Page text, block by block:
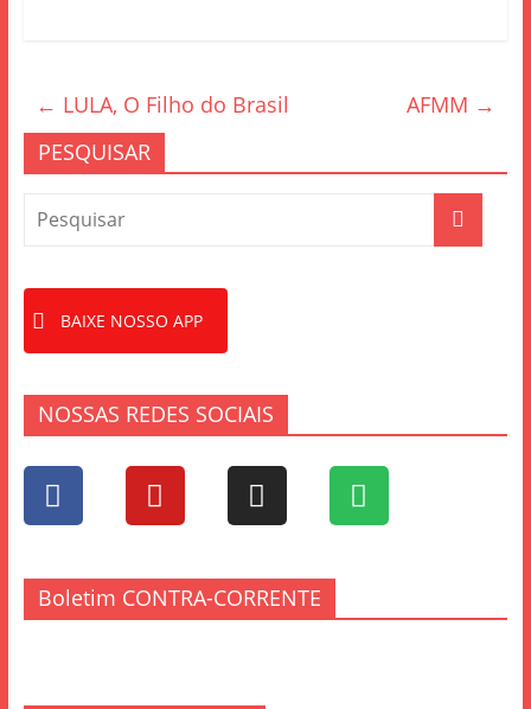
b
o
k
← LULA, O Filho do Brasil AFMM →
PESQUISAR
BAIXE NOSSO APP
NOSSAS REDES SOCIAIS
Boletim CONTRA-CORRENTE